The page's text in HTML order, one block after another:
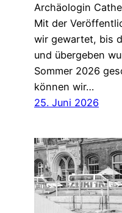
Archäologin
Mit der
wir gewartet, bis
und übergeben
Sommer 2026
können wir…
25. Juni 2026